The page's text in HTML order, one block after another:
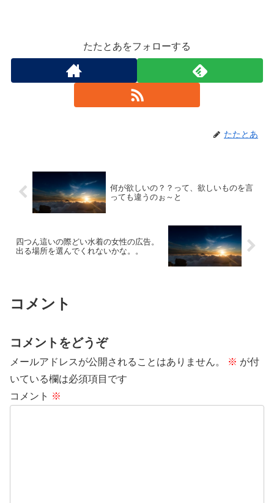
たたとあをフォローする
たたとあ
何が欲しいの？？って、欲しいものを言
っても違うのぉ～と
四つん這いの際どい水着の女性の広告。
出る場所を選んでくれないかな。。
コメント
コメントをどうぞ
メールアドレスが公開されることはありません。 ※ が付
いている欄は必須項目です
コメント ※